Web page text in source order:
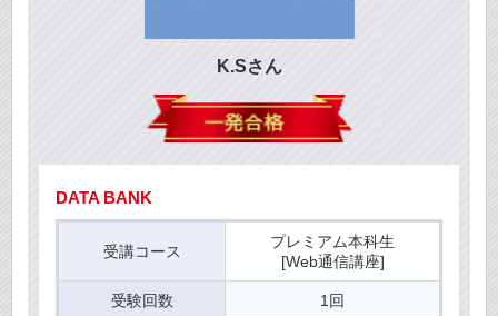
K.Sさん
DATA BANK
受講コース
プレミアム本科生
[Web通信講座]
受験回数 1回